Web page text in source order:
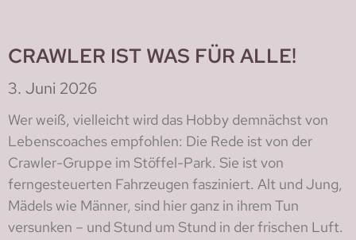
CRAWLER IST WAS FÜR ALLE!
3. Juni 2026
Wer weiß, vielleicht wird das Hobby demnächst von
Lebenscoaches empfohlen: Die Rede ist von der
Crawler-Gruppe im Stöffel-Park. Sie ist von
ferngesteuerten Fahrzeugen fasziniert. Alt und Jung,
Mädels wie Männer, sind hier ganz in ihrem Tun
versunken – und Stund um Stund in der frischen Luft.